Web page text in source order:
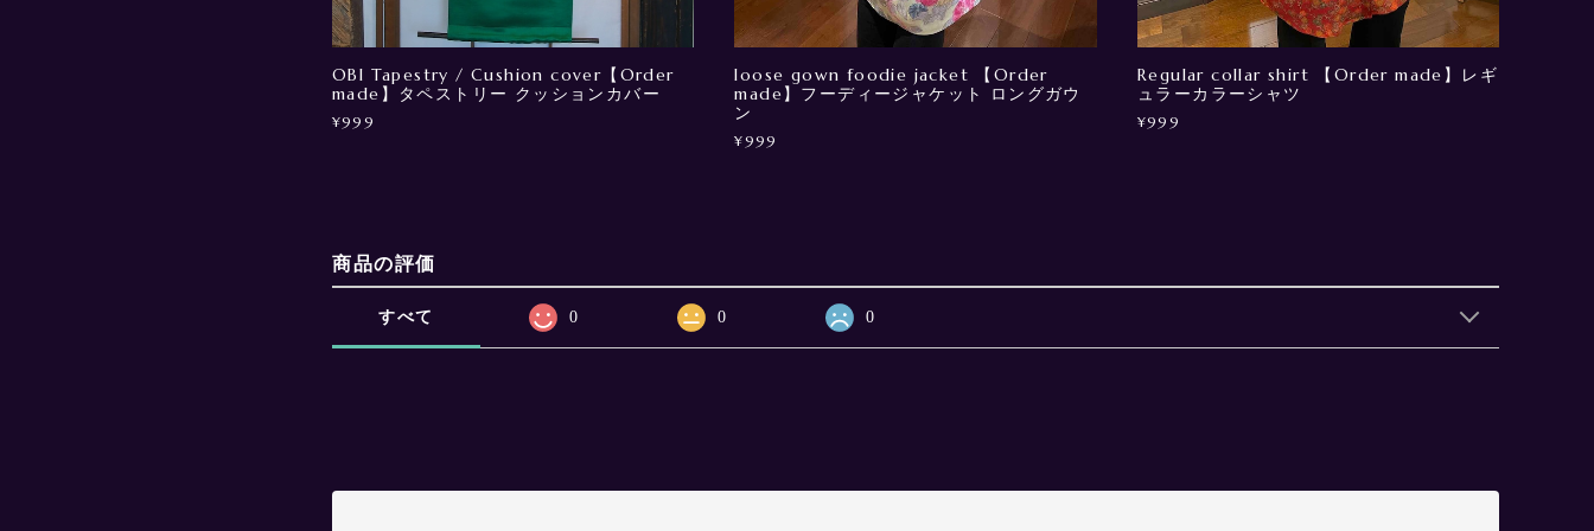
OBI Tapestry / Cushion cover【Order
made】タペストリー クッションカバー
¥999
loose gown foodie jacket 【Order
made】フーディージャケット ロングガウ
ン
¥999
Regular collar shirt 【Order made】レギ
ュラーカラーシャツ
¥999
商品の評価
すべて 0 0 0